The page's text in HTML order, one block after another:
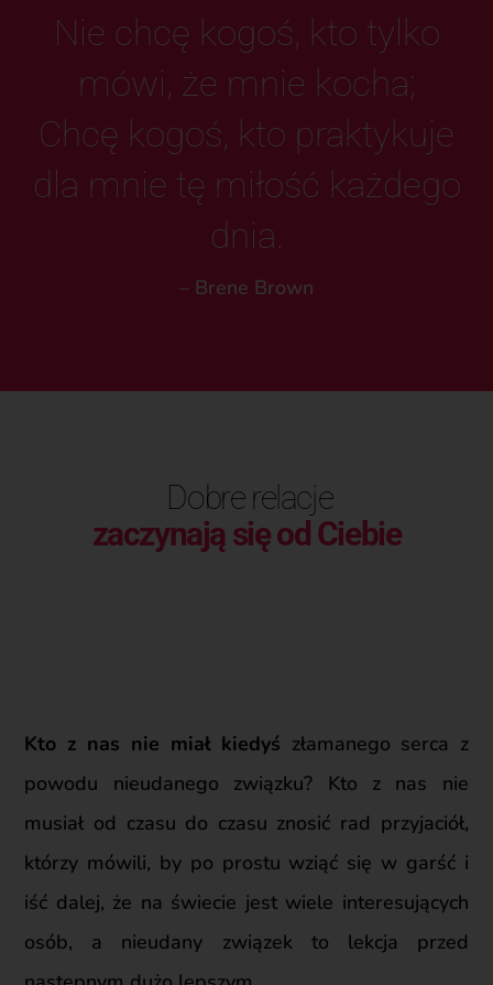
Nie chcę kogoś, kto tylko
mówi, że mnie kocha;
Chcę kogoś, kto praktykuje
dla mnie tę miłość każdego
dnia.
– Brene Brown
Dobre relacje
zaczynają się od Ciebie
Kto z nas nie miał kiedyś złamanego serca z
powodu nieudanego związku? Kto z nas nie
musiał od czasu do czasu znosić rad przyjaciół,
którzy mówili, by po prostu wziąć się w garść i
iść dalej, że na świecie jest wiele interesujących
osób, a nieudany związek to lekcja przed